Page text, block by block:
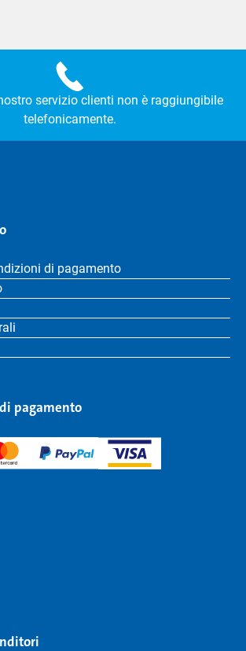
servizio clienti non è raggiungibile
telefonicamente.
di pagamento
pagamento